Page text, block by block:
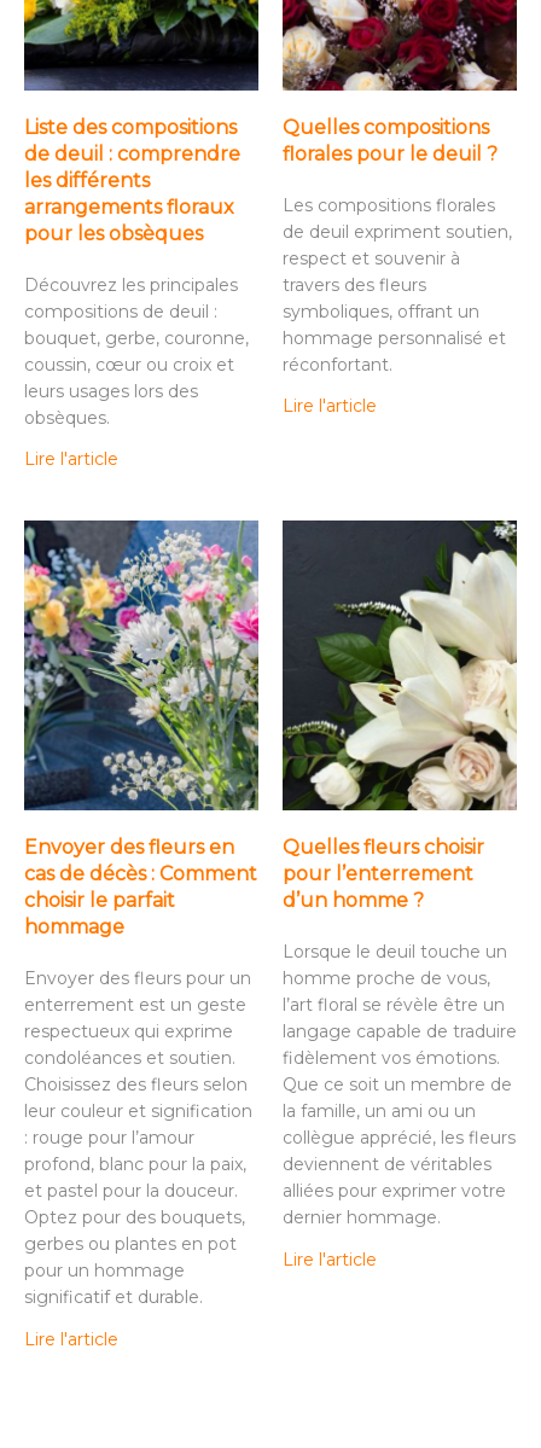
Liste des compositions
de deuil : comprendre
les différents
arrangements floraux
pour les obsèques
Découvrez les principales
compositions de deuil :
bouquet, gerbe, couronne,
coussin, cœur ou croix et
leurs usages lors des
obsèques.
Lire l'article
Quelles compositions
florales pour le deuil ?
Les compositions florales
de deuil expriment soutien,
respect et souvenir à
travers des fleurs
symboliques, offrant un
hommage personnalisé et
réconfortant.
Lire l'article
Envoyer des fleurs en
cas de décès : Comment
choisir le parfait
hommage
Envoyer des fleurs pour un
enterrement est un geste
respectueux qui exprime
condoléances et soutien.
Choisissez des fleurs selon
leur couleur et signification
: rouge pour l’amour
profond, blanc pour la paix,
et pastel pour la douceur.
Optez pour des bouquets,
gerbes ou plantes en pot
pour un hommage
significatif et durable.
Lire l'article
Quelles fleurs choisir
pour l’enterrement
d’un homme ?
Lorsque le deuil touche un
homme proche de vous,
l’art floral se révèle être un
langage capable de traduire
fidèlement vos émotions.
Que ce soit un membre de
la famille, un ami ou un
collègue apprécié, les fleurs
deviennent de véritables
alliées pour exprimer votre
dernier hommage.
Lire l'article